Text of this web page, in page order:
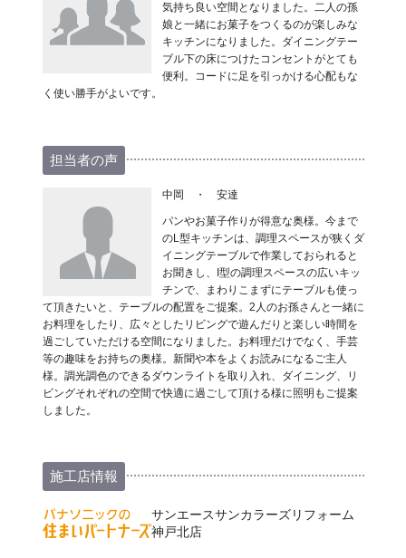
気持ち良い空間となりました。二人の孫
娘と一緒にお菓子をつくるのが楽しみな
キッチンになりました。ダイニングテー
ブル下の床につけたコンセントがとても
便利。コードに足を引っかける心配もな
く使い勝手がよいです。
担当者の声
中岡 ・ 安達
パンやお菓子作りが得意な奥様。今まで
のL型キッチンは、調理スペースが狭くダ
イニングテーブルで作業しておられると
お聞きし、I型の調理スペースの広いキッ
チンで、まわりこまずにテーブルも使っ
て頂きたいと、テーブルの配置をご提案。2人のお孫さんと一緒に
お料理をしたり、広々としたリビングで遊んだりと楽しい時間を
過ごしていただける空間になりました。お料理だけでなく、手芸
等の趣味をお持ちの奥様。新聞や本をよくお読みになるご主人
様。調光調色のできるダウンライトを取り入れ、ダイニング、リ
ビングそれぞれの空間で快適に過ごして頂ける様に照明もご提案
しました。
施工店情報
サンエースサンカラーズリフォーム
神戸北店